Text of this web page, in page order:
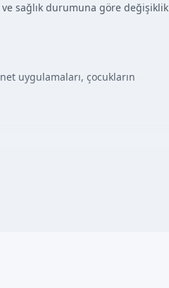
sağlık durumuna göre değişiklik
uygulamaları, çocukların